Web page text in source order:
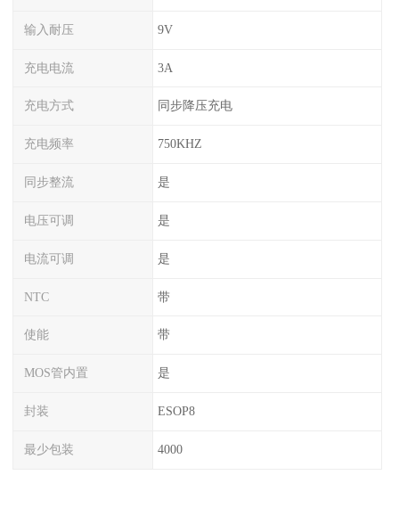
输入耐压 9V
充电电流 3A
充电方式 同步降压充电
充电频率 750KHZ
同步整流 是
电压可调 是
电流可调 是
NTC 带
使能 带
MOS管内置 是
封装 ESOP8
最少包装 4000